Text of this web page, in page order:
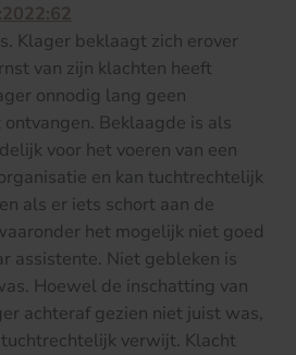
Klager beklaagt zich erover
van zijn klachten heeft
onnodig lang geen
Beklaagde is als
voor het voeren van een
en kan tuchtrechtelijk
als er iets schort aan de
het mogelijk niet goed
assistente. Niet gebleken is
Hoewel de inschatting van
achteraf gezien niet juist was,
verwijt. Klacht